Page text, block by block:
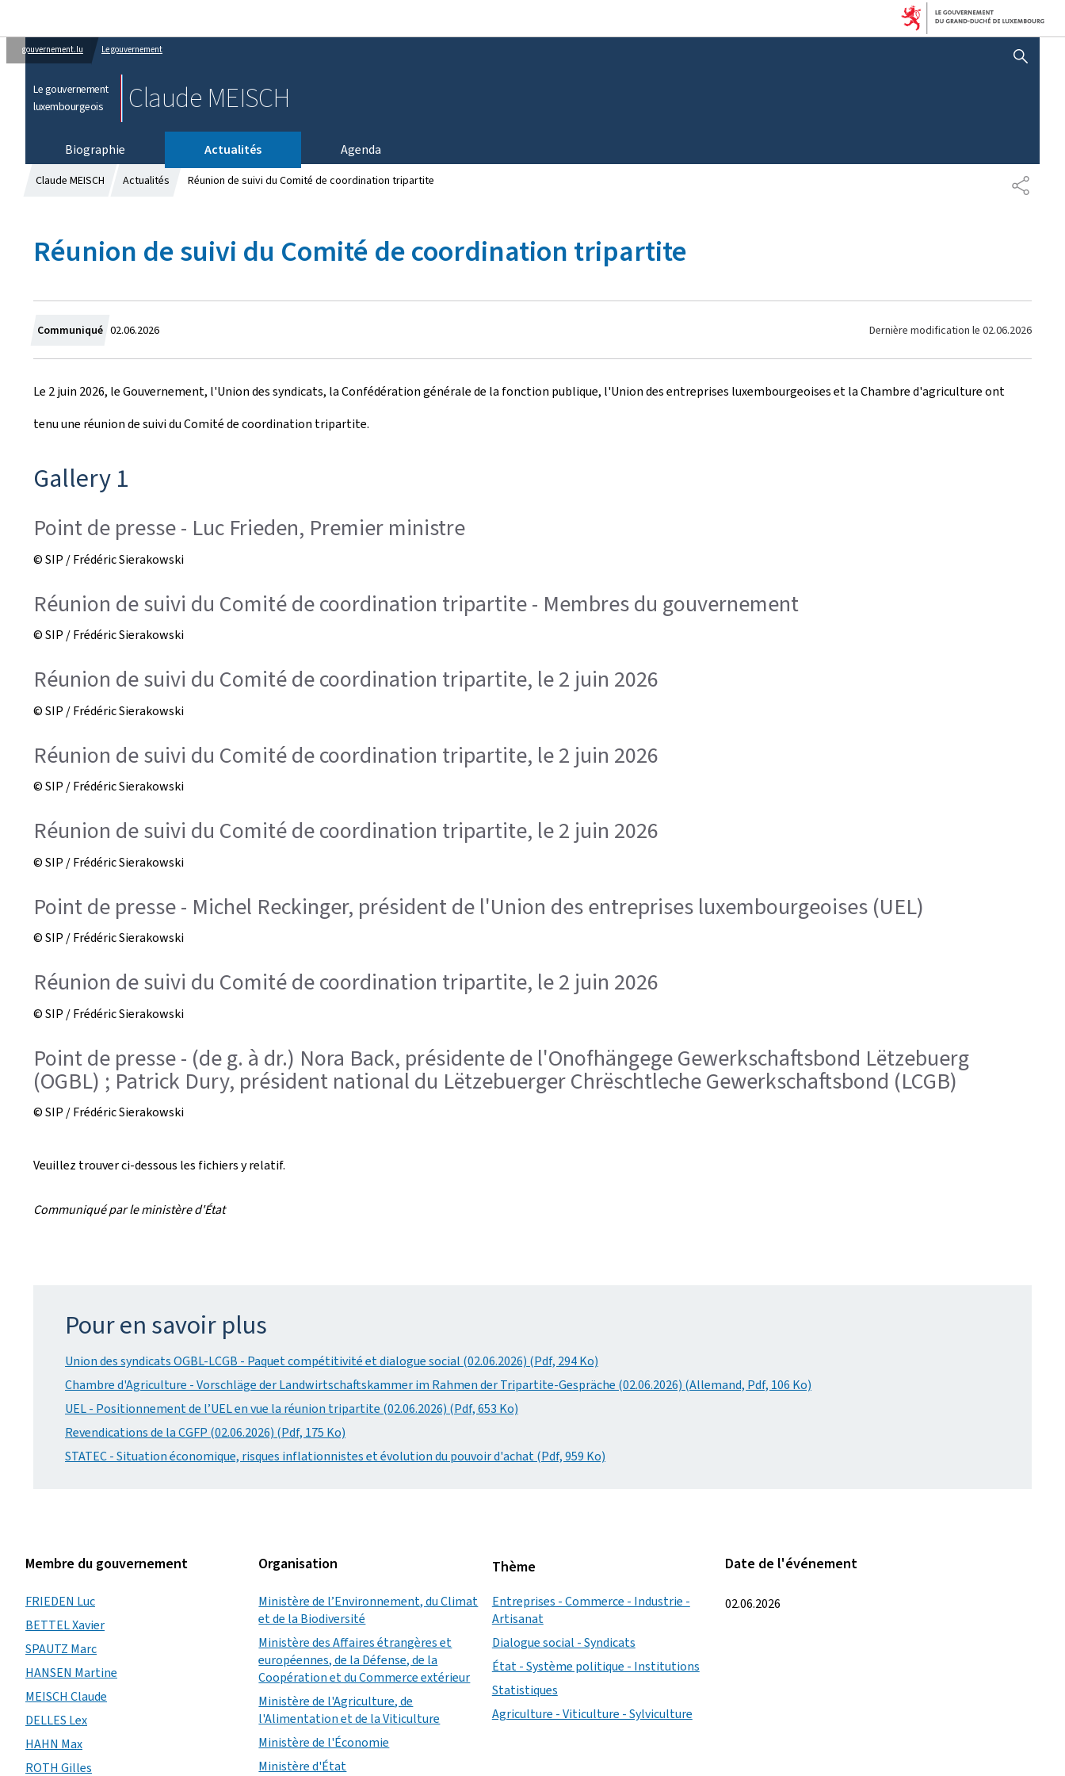
gouvernement.lu Le gouvernement
Le gouvernement
luxembourgeois
Claude MEISCH
AFFICHER / MASQUER LA RECHERCHE
Biographie Actualités Agenda
P
A
Claude MEISCH Actualités Réunion de suivi du Comité de coordination tripartite
Réunion de suivi du Comité de coordination tripartite
Communiqué C
r
é
e
02.06.2026 Dernière modification le 02.06.2026
Le 2 juin 2026, le Gouvernement, l'Union des syndicats, la Confédération générale de la fonction publique, l'Union des entreprises luxembourgeoises et la Chambre d'agriculture ont
tenu une réunion de suivi du Comité de coordination tripartite.
Gallery 1
Point de presse - Luc Frieden, Premier ministre
© SIP / Frédéric Sierakowski
Réunion de suivi du Comité de coordination tripartite - Membres du gouvernement
© SIP / Frédéric Sierakowski
Réunion de suivi du Comité de coordination tripartite, le 2 juin 2026
© SIP / Frédéric Sierakowski
Réunion de suivi du Comité de coordination tripartite, le 2 juin 2026
© SIP / Frédéric Sierakowski
Réunion de suivi du Comité de coordination tripartite, le 2 juin 2026
© SIP / Frédéric Sierakowski
Point de presse - Michel Reckinger, président de l'Union des entreprises luxembourgeoises (UEL)
© SIP / Frédéric Sierakowski
Réunion de suivi du Comité de coordination tripartite, le 2 juin 2026
© SIP / Frédéric Sierakowski
Point de presse - (de g. à dr.) Nora Back, présidente de l'Onofhängege Gewerkschaftsbond Lëtzebuerg
(OGBL) ; Patrick Dury, président national du Lëtzebuerger Chrëschtleche Gewerkschaftsbond (LCGB)
© SIP / Frédéric Sierakowski
Veuillez trouver ci-dessous les fichiers y relatif.
Communiqué par le ministère d'État
Pour en savoir plus
Union des syndicats OGBL-LCGB - Paquet compétitivité et dialogue social (02.06.2026) (Pdf, 294 Ko)
Chambre d'Agriculture - Vorschläge der Landwirtschaftskammer im Rahmen der Tripartite-Gespräche (02.06.2026) (Allemand, Pdf, 106 Ko)
UEL - Positionnement de l’UEL en vue la réunion tripartite (02.06.2026) (Pdf, 653 Ko)
Revendications de la CGFP (02.06.2026) (Pdf, 175 Ko)
STATEC - Situation économique, risques inflationnistes et évolution du pouvoir d'achat (Pdf, 959 Ko)
Membre du gouvernement
FRIEDEN Luc
BETTEL Xavier
SPAUTZ Marc
HANSEN Martine
MEISCH Claude
DELLES Lex
HAHN Max
ROTH Gilles
Organisation
Ministère de l’Environnement, du Climat
et de la Biodiversité
Ministère des Affaires étrangères et
européennes, de la Défense, de la
Coopération et du Commerce extérieur
Ministère de l'Agriculture, de
l'Alimentation et de la Viticulture
Ministère de l'Économie
Ministère d'État
Thème
Entreprises - Commerce - Industrie -
Artisanat
Dialogue social - Syndicats
État - Système politique - Institutions
Statistiques
Agriculture - Viticulture - Sylviculture
Date de l'événement
02.06.2026